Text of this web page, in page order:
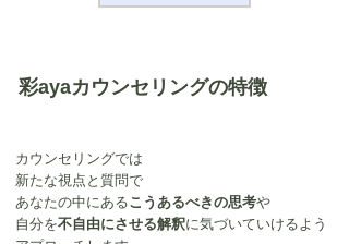
彩ayaカウンセリングの特徴
カウンセリングでは
新たな視点と質問で
あなたの中にあるこうあるべきの思考や
自分を不自由にさせる解釈に気づいていけるよう